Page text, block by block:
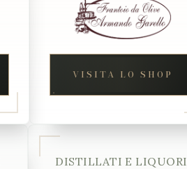
VISITA LO SHOP
DISTILLATI E LIQUORI